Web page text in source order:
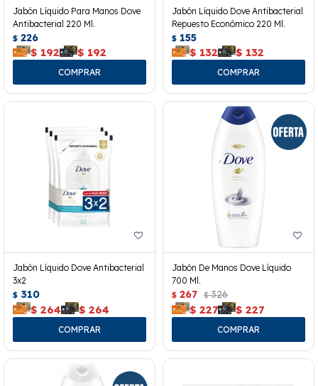
Jabón Líquido Para Manos Dove
Antibacterial 220 Ml.
$ 226
$ 192 $ 192
Jabón Líquido Dove Antibacterial
Repuesto Económico 220 Ml.
$ 155
$ 132 $ 132
Jabón Líquido Dove Antibacterial
3x2
$ 310
$ 264 $ 264
Jabón De Manos Dove Líquido
700 Ml.
$ 267 $ 326
$ 227 $ 227